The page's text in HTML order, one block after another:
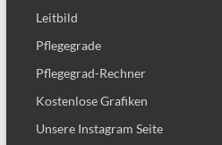
Leitbild
Pflegegrade
Pflegegrad-Rechner
Kostenlose Grafiken
Unsere Instagram Seite